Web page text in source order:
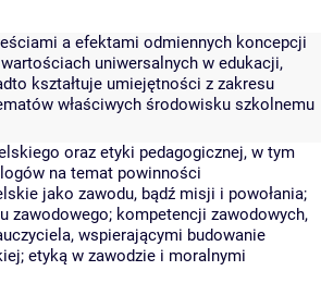
a efektami odmiennych koncepcji
uniwersalnych w edukacji,
kształtuje umiejętności z zakresu
właściwych środowisku szkolnemu
oraz etyki pedagogicznej, w tym
na temat powinności
jako zawodu, bądź misji i powołania;
zawodowego; kompetencji zawodowych,
wspierającymi budowanie
etyką w zawodzie i moralnymi